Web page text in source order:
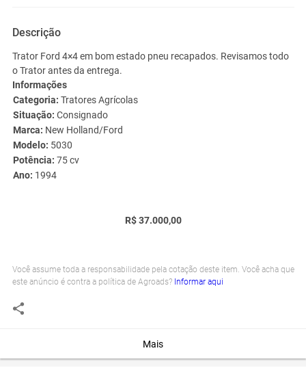
Descrição
Trator Ford 4×4 em bom estado pneu recapados. Revisamos todo
o Trator antes da entrega.
Informações
Categoria: Tratores Agrícolas
Situação: Consignado
Marca: New Holland/Ford
Modelo: 5030
Potência: 75 cv
Ano: 1994
R$ 37.000,00
Você assume toda a responsabilidade pela cotação deste item. Você acha que
este anúncio é contra a política de Agroads? Informar aqui
Mais